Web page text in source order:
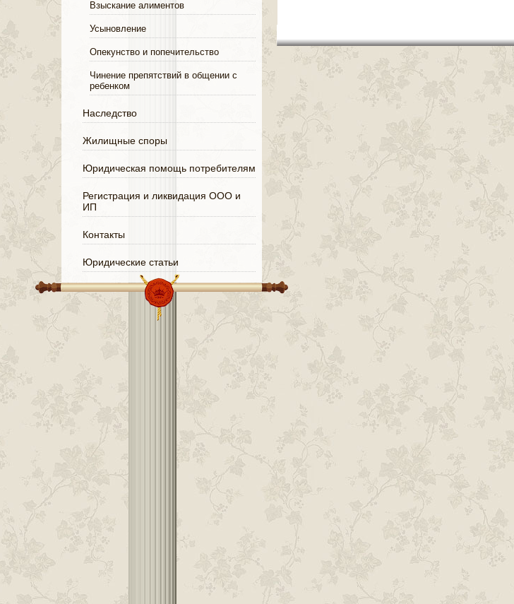
Взыскание алиментов
Усыновление
Опекунство и попечительство
Чинение препятствий в общении с
ребенком
Наследство
Жилищные споры
Юридическая помощь потребителям
Регистрация и ликвидация ООО и
ИП
Контакты
Юридические статьи